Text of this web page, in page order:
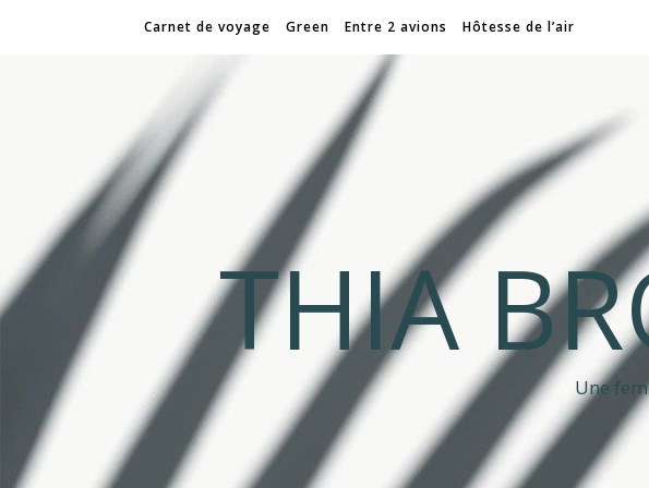
Carnet de voyage Green Entre 2 avions Hôtesse de l’air
THIA
Une